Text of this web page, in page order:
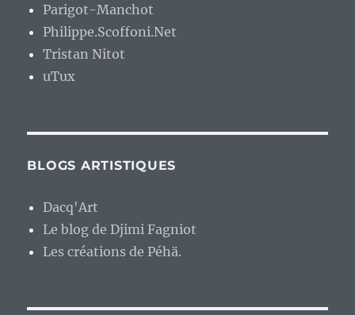
Parigot-Manchot
Philippe.Scoffoni.Net
Tristan Nitot
uTux
BLOGS ARTISTIQUES
Dacq'Art
Le blog de Djimi Fagniot
Les créations de Péhä.